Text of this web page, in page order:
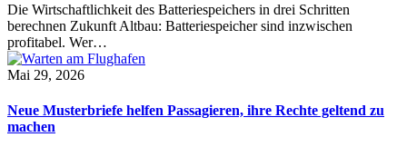
Die Wirtschaftlichkeit des Batteriespeichers in drei Schritten
berechnen Zukunft Altbau: Batteriespeicher sind inzwischen
profitabel. Wer…
Mai 29, 2026
Neue Musterbriefe helfen Passagieren, ihre Rechte geltend zu
machen